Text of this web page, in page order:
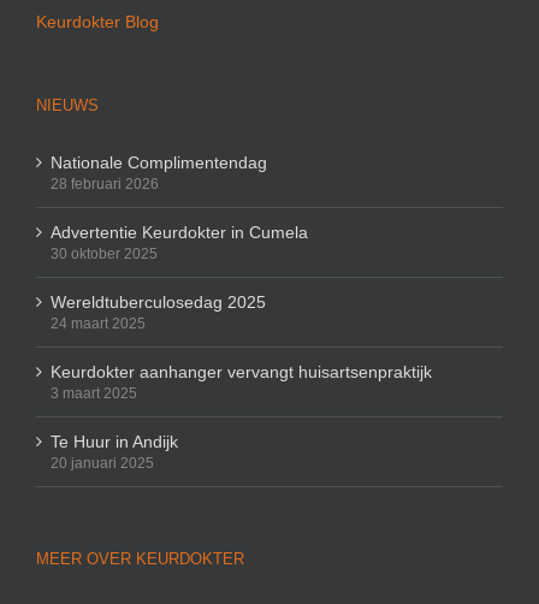
Keurdokter Blog
NIEUWS
Nationale Complimentendag
28 februari 2026
Advertentie Keurdokter in Cumela
30 oktober 2025
Wereldtuberculosedag 2025
24 maart 2025
Keurdokter aanhanger vervangt huisartsenpraktijk
3 maart 2025
Te Huur in Andijk
20 januari 2025
MEER OVER KEURDOKTER